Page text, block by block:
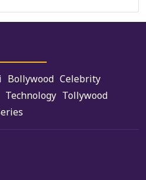
Bollywood Celebrity
Technology Tollywood